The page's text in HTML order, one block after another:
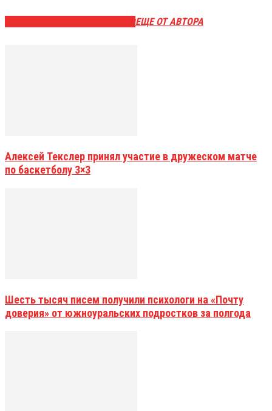
ЕЩЕ ОТ АВТОРА
Алексей Текслер принял участие в дружеском матче
по баскетболу 3×3
Шесть тысяч писем получили психологи на «Почту
доверия» от южноуральских подростков за полгода